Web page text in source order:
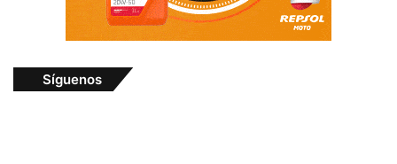
Síguenos